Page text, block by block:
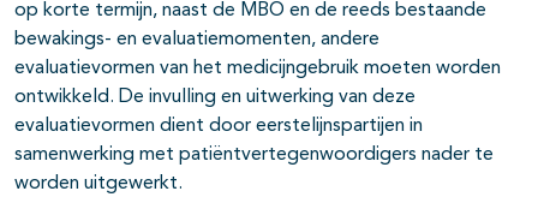
op korte termijn, naast de MBO en de reeds bestaande
bewakings- en evaluatiemomenten, andere
evaluatievormen van het medicijngebruik moeten worden
ontwikkeld. De invulling en uitwerking van deze
evaluatievormen dient door eerstelijnspartijen in
samenwerking met patiëntvertegenwoordigers nader te
worden uitgewerkt.